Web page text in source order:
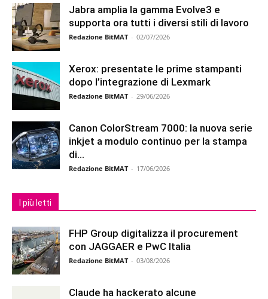
Jabra amplia la gamma Evolve3 e
supporta ora tutti i diversi stili di lavoro
Redazione BitMAT - 02/07/2026
Xerox: presentate le prime stampanti
dopo l’integrazione di Lexmark
Redazione BitMAT - 29/06/2026
Canon ColorStream 7000: la nuova serie
inkjet a modulo continuo per la stampa
di...
Redazione BitMAT - 17/06/2026
I più letti
FHP Group digitalizza il procurement
con JAGGAER e PwC Italia
Redazione BitMAT - 03/08/2026
Claude ha hackerato alcune